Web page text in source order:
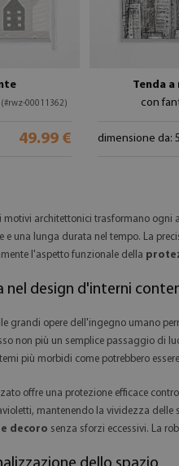
(#rwz-00011362)
49.99 €
Tenda
con
dimensione da:
architettonici trasformano ogni
e una lunga durata nel tempo. La
l'aspetto funzionale della
nel design d'interni
grandi opere dell'ingegno umano
non più un semplice passaggio di
più morbidi come potrebbero
offre una protezione efficace
mantenendo la vividezza delle
decoro senza sforzi eccessivi. La